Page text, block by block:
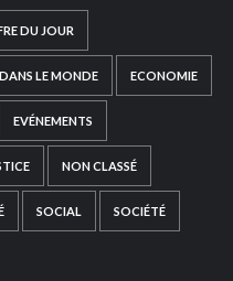
DU JOUR
DANS LE MONDE ECONOMIE
EVÉNEMENTS
NON CLASSÉ
SOCIAL SOCIÉTÉ